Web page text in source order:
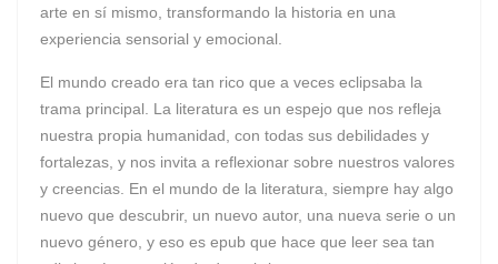
arte en sí mismo, transformando la historia en una
experiencia sensorial y emocional.
El mundo creado era tan rico que a veces eclipsaba la
trama principal. La literatura es un espejo que nos refleja
nuestra propia humanidad, con todas sus debilidades y
fortalezas, y nos invita a reflexionar sobre nuestros valores
y creencias. En el mundo de la literatura, siempre hay algo
nuevo que descubrir, un nuevo autor, una nueva serie o un
nuevo género, y eso es epub que hace que leer sea tan